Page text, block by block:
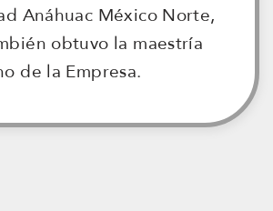
Anáhuac México Norte,
obtuvo la maestría
de la Empresa.